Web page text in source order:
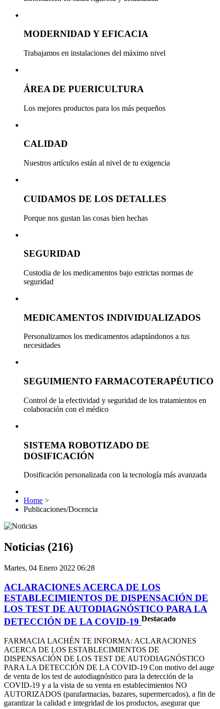
MODERNIDAD Y EFICACIA
Trabajamos en instalaciones del máximo nivel
ÁREA DE PUERICULTURA
Los mejores productos para los más pequeños
CALIDAD
Nuestros artículos están al nivel de tu exigencia
CUIDAMOS DE LOS DETALLES
Porque nos gustan las cosas bien hechas
SEGURIDAD
Custodia de los medicamentos bajo estrictas normas de
seguridad
MEDICAMENTOS INDIVIDUALIZADOS
Personalizamos los medicamentos adaptándonos a tus
necesidades
SEGUIMIENTO FARMACOTERAPÉUTICO
Control de la efectividad y seguridad de los tratamientos en
colaboración con el médico
SISTEMA ROBOTIZADO DE
DOSIFICACIÓN
Dosificación personalizada con la tecnología más avanzada
Home >
Publicaciones/Docencia
Noticias (216)
Martes, 04 Enero 2022 06:28
ACLARACIONES ACERCA DE LOS
ESTABLECIMIENTOS DE DISPENSACIÓN DE
LOS TEST DE AUTODIAGNÓSTICO PARA LA
DETECCIÓN DE LA COVID-19 Destacado
FARMACIA LACHÉN TE INFORMA: ACLARACIONES
ACERCA DE LOS ESTABLECIMIENTOS DE
DISPENSACIÓN DE LOS TEST DE AUTODIAGNÓSTICO
PARA LA DETECCIÓN DE LA COVID-19 Con motivo del auge
de venta de los test de autodiagnóstico para la detección de la
COVID-19 y a la vista de su venta en establecimientos NO
AUTORIZADOS (parafarmacias, bazares, supermercados), a fin de
garantizar la calidad e integridad de los productos, asegurar que